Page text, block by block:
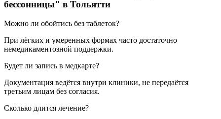
бессонницы" в Тольятти
Можно ли обойтись без таблеток?
При лёгких и умеренных формах часто достаточно
немедикаментозной поддержки.
Будет ли запись в медкарте?
Документация ведётся внутри клиники, не передаётся
третьим лицам без согласия.
Сколько длится лечение?